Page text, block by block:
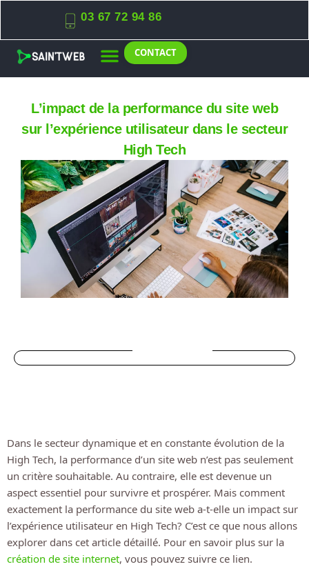
03 67 72 94 86
CONTACT
L’impact de la performance du site web
sur l’expérience utilisateur dans le secteur
High Tech
Dans le secteur dynamique et en constante évolution de la
High Tech, la performance d’un site web n’est pas seulement
un critère souhaitable. Au contraire, elle est devenue un
aspect essentiel pour survivre et prospérer. Mais comment
exactement la performance du site web a-t-elle un impact sur
l’expérience utilisateur en High Tech? C’est ce que nous allons
explorer dans cet article détaillé. Pour en savoir plus sur la
création de site internet, vous pouvez suivre ce lien.